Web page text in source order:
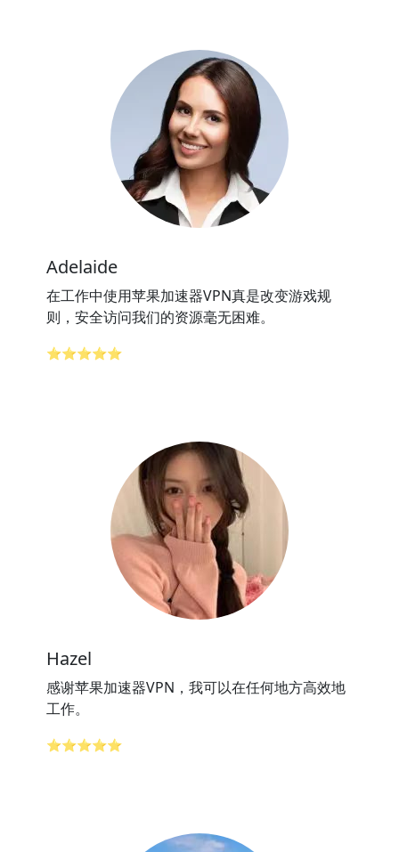
Adelaide
在工作中使用苹果加速器VPN真是改变游戏规
则，安全访问我们的资源毫无困难。
⭐⭐⭐⭐⭐
Hazel
感谢苹果加速器VPN，我可以在任何地方高效地
工作。
⭐⭐⭐⭐⭐